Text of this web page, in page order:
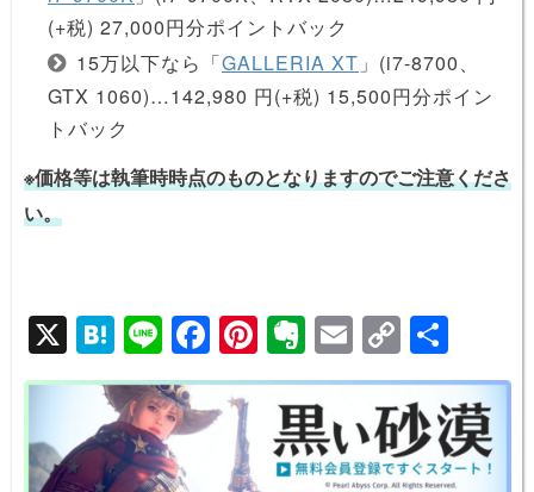
(+税) 27,000円分ポイントバック
15万以下なら「GALLERIA XT 」(i7-8700、
GTX 1060)…142,980 円(+税) 15,500円分ポイン
トバック
※価格等は執筆時時点のものとなりますのでご注意くださ
い。
X H
at
e
n
Li
n
e
F
a
c
Pi
nt
er
e
E
v
er
n
E
m
ail
C
o
p
y
有